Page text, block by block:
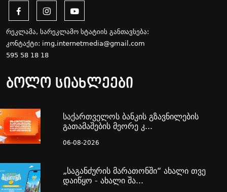
რეკლამა, სარეკლამო სტატიის განთავსება:
კონტაქტი: img.internetmedia@gmail.com
595 58 18 18
ბოლო სიახლეები
საქართველოს ბანკის გზავნილების
გათამაშების მეორე კ...
06-08-2026
„საგანძურის მარათონში“ ახალი თვე
დაიწყო - ახალი შა...